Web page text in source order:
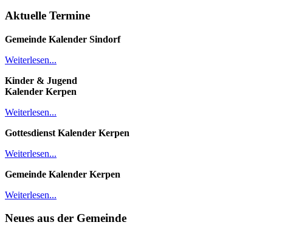
Aktuelle Termine
Gemeinde Kalender Sindorf
Weiterlesen...
Kinder & Jugend
Kalender Kerpen
Weiterlesen...
Gottesdienst Kalender Kerpen
Weiterlesen...
Gemeinde Kalender Kerpen
Weiterlesen...
Neues aus der Gemeinde